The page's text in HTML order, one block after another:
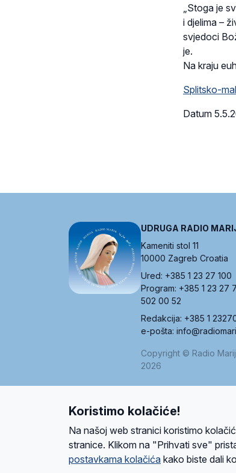
„Stoga je
i djelima –
svjedoci
je.
Na kraju
Splitsko-
Datum
UDRUGA RADIO
Kameniti stol 11
10000 Zagreb Croatia
Ured: +385 1 23 27 100
Program: +385 1 23 27
502 00 52
Redakcija: +385 1
e-pošta:
Copyright © Radio
2026
Ova stranica je zaštićena Google
Koristimo kolačiće!
Na našoj web stranici koristimo
stranice. Klikom na "Prihvati sve"
postavkama kolačića kako biste dali